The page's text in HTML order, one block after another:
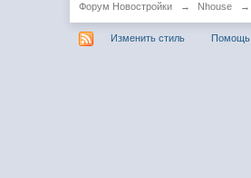
Форум Новостройки → Nhouse →
Изменить стиль Помощь